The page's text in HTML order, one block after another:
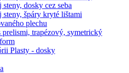
dosky cez seba
steny, špáry kryté lištami
plechu
prelismi, trapézový, symetrický
Plasty - dosky